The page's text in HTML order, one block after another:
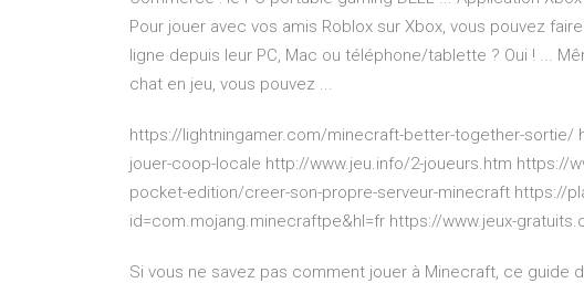
Pour jouer avec vos amis Roblox sur Xbox, vous pouvez
ligne depuis leur PC, Mac ou téléphone/tablette ? Oui ! ...
chat en jeu, vous pouvez ...
https://lightningamer.com/minecraft-better-together-sortie/
jouer-coop-locale http://www.jeu.info/2-joueurs.htm
pocket-edition/creer-son-propre-serveur-minecraft https://
id=com.mojang.minecraftpe&hl=fr https://www.jeux-
Si vous ne savez pas comment jouer à Minecraft, ce guide